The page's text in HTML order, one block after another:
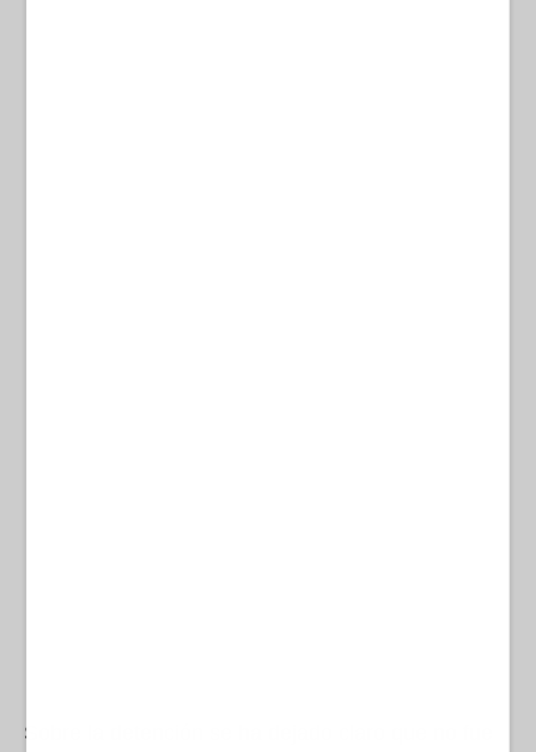
Sobre la detención se ha dejado claro que no fue